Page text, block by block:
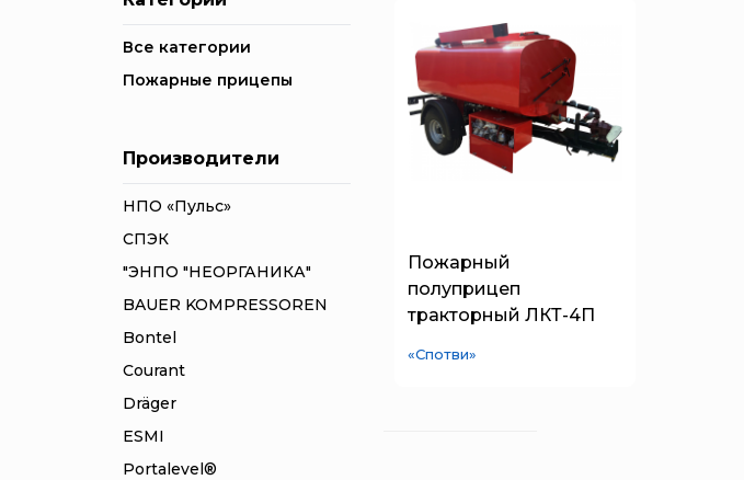
Все категории
Пожарные прицепы
Производители
НПО «Пульс»
СПЭК
"ЭНПО "НЕОРГАНИКА"
BAUER KOMPRESSOREN
Bontel
Courant
Dräger
ESMI
Portalevel®
Пожарный
полуприцеп
тракторный ЛКТ-4П
«Спотви»